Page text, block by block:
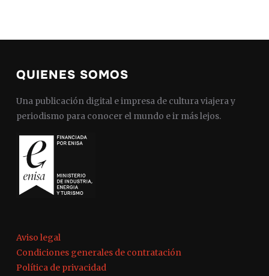
QUIENES SOMOS
Una publicación digital e impresa de cultura viajera y
periodismo para conocer el mundo e ir más lejos.
Aviso legal
Condiciones generales de contratación
Política de privacidad